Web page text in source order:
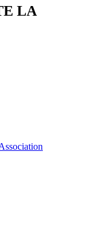
LA